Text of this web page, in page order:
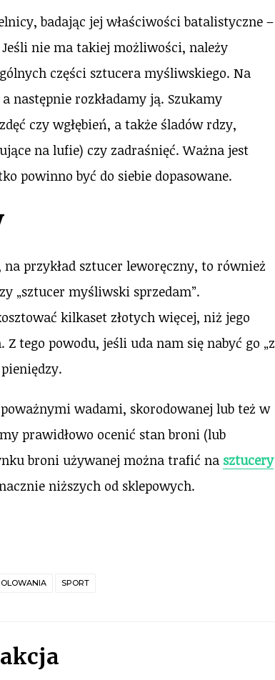
badając jej właściwości batalistyczne –
nie ma takiej możliwości, należy
części sztucera myśliwskiego. Na
następnie rozkładamy ją. Szukamy
czy wgłębień, a także śladów rdzy,
na lufie) czy zadraśnięć. Ważna jest
powinno być do siebie dopasowane.
przykład sztucer leworęczny, to również
„sztucer myśliwski sprzedam”.
kilkaset złotych więcej, niż jego
tego powodu, jeśli uda nam się nabyć go „z
wadami, skorodowanej lub też w
prawidłowo ocenić stan broni (lub
broni używanej można trafić na sztucery
niższych od sklepowych.
SPORT